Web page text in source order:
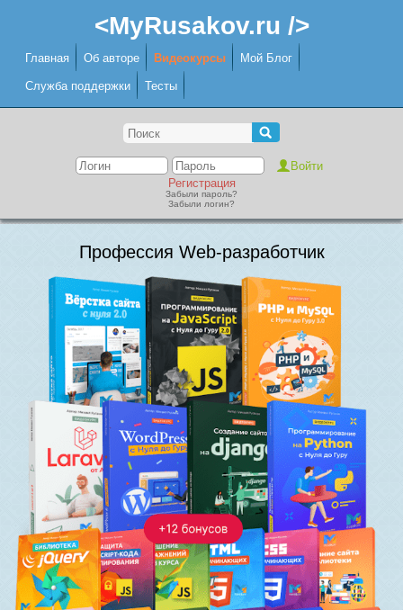
<MyRusakov.ru />
Главная Об авторе Видеокурсы Мой Блог
Служба поддержки Тесты
Регистрация
Забыли пароль?
Забыли логин?
Профессия Web-разработчик